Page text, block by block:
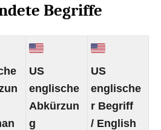
Begriffe
US
englische
Abkürzun
g
US
englische
r Begriff
/ English